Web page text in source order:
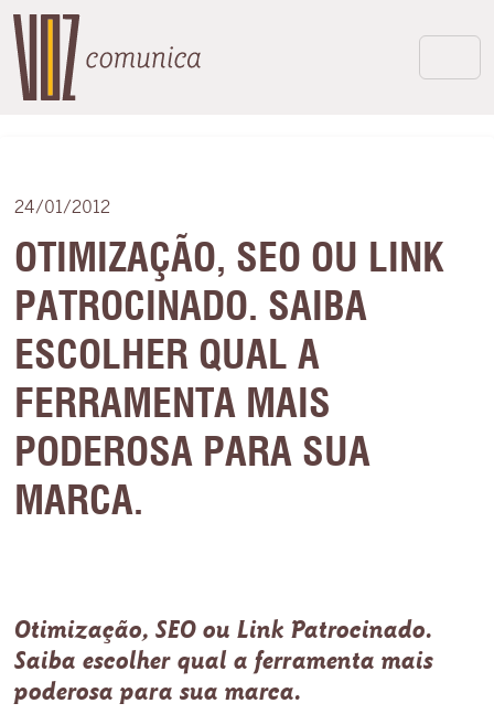
24/01/2012
OTIMIZAÇÃO, SEO OU LINK
PATROCINADO. SAIBA
ESCOLHER QUAL A
FERRAMENTA MAIS
PODEROSA PARA SUA
MARCA.
Otimização, SEO ou Link Patrocinado.
Saiba escolher qual a ferramenta mais
poderosa para sua marca.